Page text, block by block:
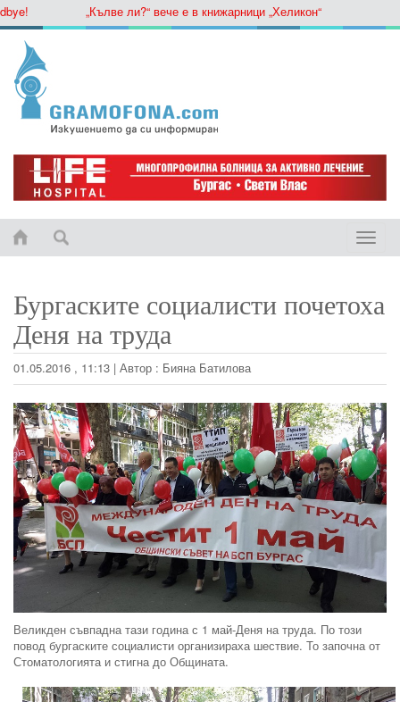
„Кълве ли?“ вече е в книжарници „Хеликон“
Toggle
Бургаските социалисти почетоха
Деня на труда
01.05.2016 , 11:13 | Автор : Бияна Батилова
Великден съвпадна тази година с 1 май-Деня на труда. По този
повод бургаските социалисти организираха шествие. То започна от
Стоматологията и стигна до Общината.